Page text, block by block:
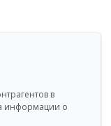
в
информации о